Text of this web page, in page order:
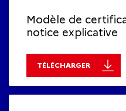
Modèle de
notice explicative
TÉLÉCHARGER